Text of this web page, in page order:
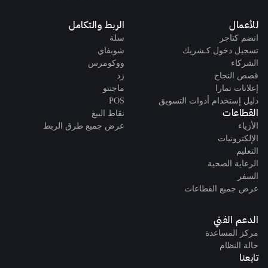
للأعمال
انضم كتاجر
تسجيل دخول كـشريك
الشركاء
قصص النجاح
إعلانات تمارا
دليل إستخدام أدوات التسويق
القطاعات
الأزياء
الإلكترونيات
التعليم
الرعاية الصحية
السفر
عرض جميع القطاعات
الربط والتكامل
سلة
شوبفاي
ووكومرس
زد
ماجنتو
POS
نقاط البيع
عرض جميع طرق الربط
الدعم الفني
مركز المساعدة
حالة النظام
تابعنا